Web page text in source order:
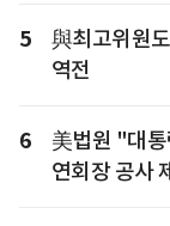
5
與최고위원
역전
6
美법원 "대
연회장 공사